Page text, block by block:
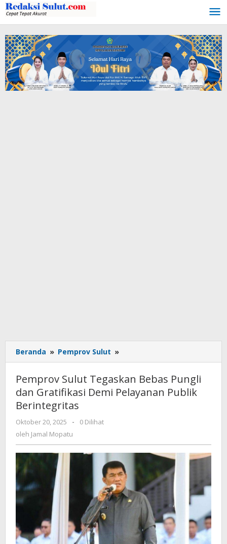
Lewati
ke
konten
Beranda » Pemprov Sulut »
Sulut
Tegaskan
Bebas
Pungli
Publik
Berintegritas
Pemprov Sulut Tegaskan Bebas Pungli
dan Gratifikasi Demi Pelayanan Publik
Berintegritas
Oktober 20, 2025
oleh
Jamal
-
0 Dilihat
oleh Jamal Mopatu